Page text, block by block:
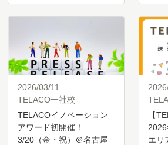
2026/03/11
TELACO一社校
TELACOイノベーション
アワード初開催！
3/20（金・祝）＠名古屋
【
エリ